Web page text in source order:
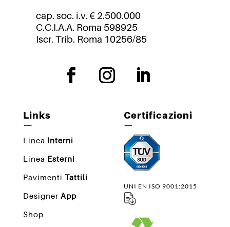
cap. soc. i.v. € 2.500.000
C.C.I.A.A. Roma 598925
Iscr. Trib. Roma 10256/85
Links
—
Linea Interni
Linea Esterni
Pavimenti Tattili
Designer App
Shop
Certificazioni
—
UNI EN ISO 9001:2015